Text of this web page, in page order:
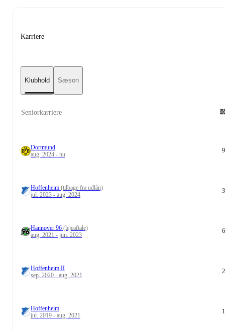
Karriere
Klubhold Sæson
Seniorkarriere
Dortmund
aug. 2024 - nu
Hoffenheim (tilbage fra udlån)
jul. 2023 - aug. 2024
Hannover 96 (lejeaftale)
aug. 2021 - jun. 2023
Hoffenheim II
sep. 2020 - aug. 2021
Hoffenheim
jul. 2019 - aug. 2021